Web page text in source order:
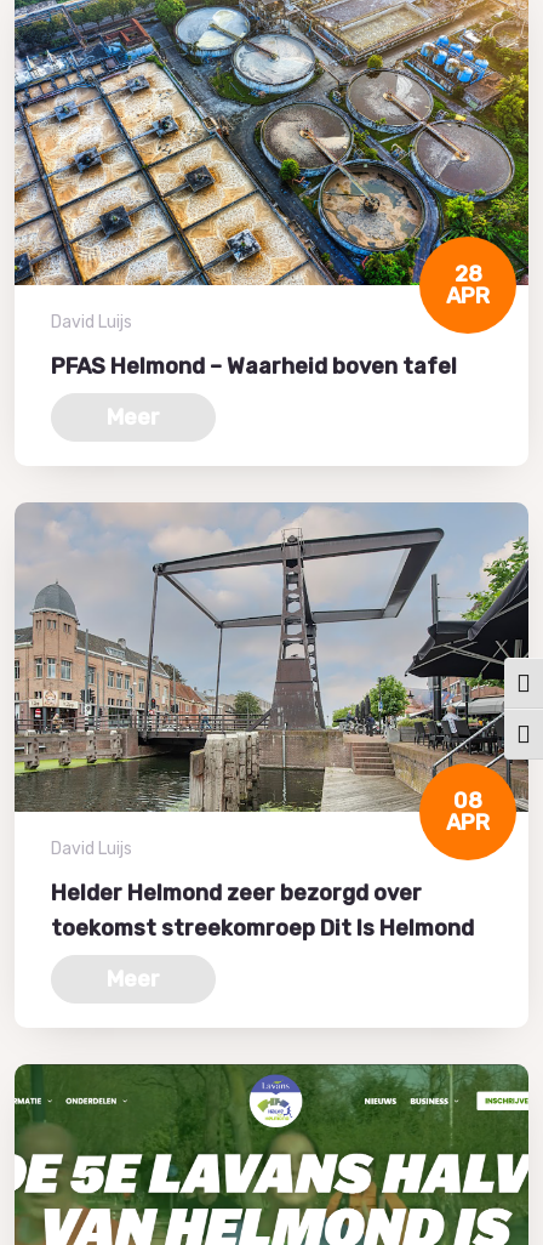
28
APR
David Luijs
PFAS Helmond – Waarheid boven tafel
Meer
08
APR
David Luijs
Helder Helmond zeer bezorgd over
toekomst streekomroep Dit Is Helmond
Meer